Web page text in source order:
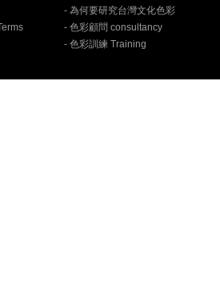
- 為何要研究台灣文化色彩
- 色彩顧問 consultancy
- 色彩訓練 Training